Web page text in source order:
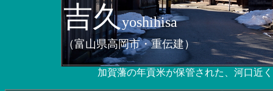
吉久yoshihisa
（富山県高岡市・重伝建）
加賀藩の年貢米が保管された、河口近